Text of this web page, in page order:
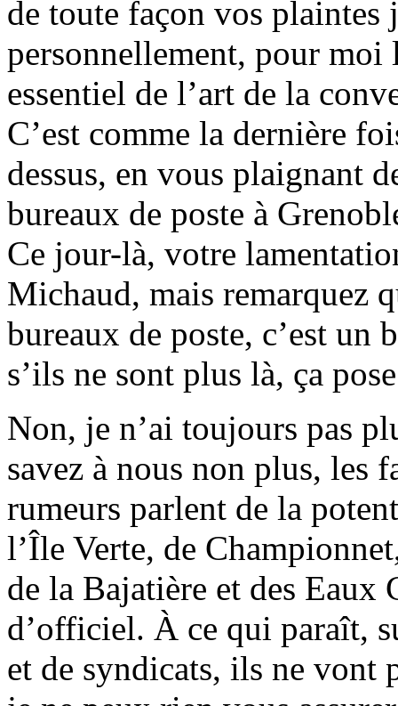
de toute façon vos plaintes
personnellement, pour moi
essentiel de l’art de la
C’est comme la dernière
dessus, en vous plaignant
bureaux de poste à
Ce jour-là, votre
Michaud, mais remarquez
bureaux de poste, c’est un
s’ils ne sont plus là, ça
Non, je n’ai toujours pas
savez à nous non plus, les
rumeurs parlent de la
l’Île Verte, de
de la Bajatière et des
d’officiel. À ce qui paraît,
et de syndicats, ils ne vont